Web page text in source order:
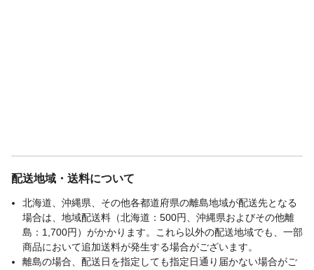
配送地域・送料について
北海道、沖縄県、その他各都道府県の離島地域が配送先となる
場合は、地域配送料（北海道：500円、沖縄県およびその他離
島：1,700円）がかかります。これら以外の配送地域でも、一部
商品において追加送料が発生する場合がございます。
離島の場合、配送日を指定しても指定日通り届かない場合がご